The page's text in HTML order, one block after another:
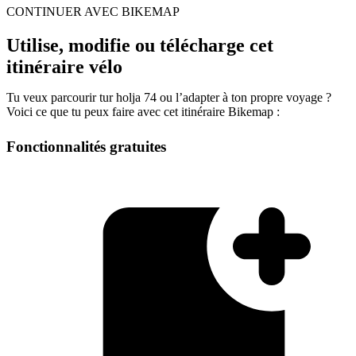
CONTINUER AVEC BIKEMAP
Utilise, modifie ou télécharge cet
itinéraire vélo
Tu veux parcourir tur holja 74 ou l’adapter à ton propre voyage ?
Voici ce que tu peux faire avec cet itinéraire Bikemap :
Fonctionnalités gratuites